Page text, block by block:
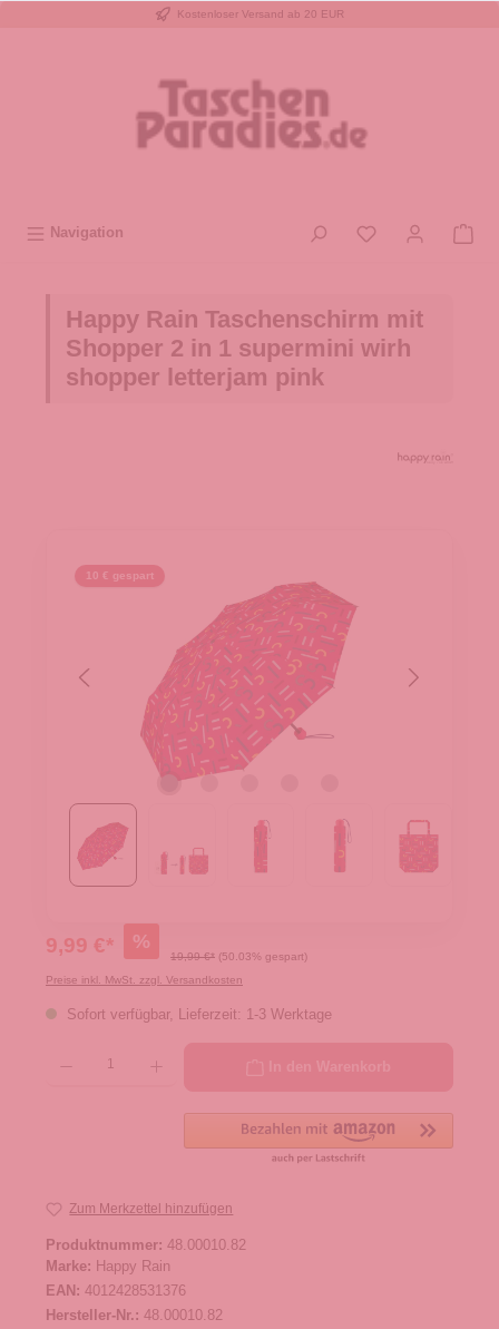
Kostenloser Versand ab 20 EUR
Navigation
Happy Rain Taschenschirm mit
Shopper 2 in 1 supermini wirh
shopper letterjam pink
10 € gespart
9,99 €* %
19,99 €* (50.03% gespart)
Preise inkl. MwSt. zzgl. Versandkosten
Sofort verfügbar, Lieferzeit: 1-3 Werktage
Zum Merkzettel hinzufügen
Produktnummer: 48.00010.82
Marke: Happy Rain
EAN: 4012428531376
Hersteller-Nr.: 48.00010.82